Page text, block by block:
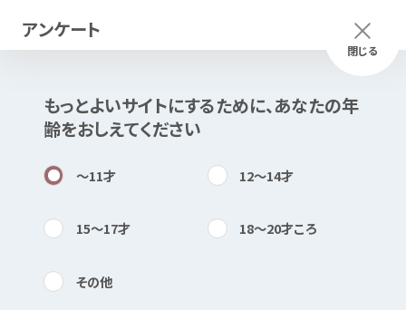
内検索
ふりがな つかいかた メニュー
閉じる
アンケート
もっとよいサイトにするために、あなたの年
齢をおしえてください
〜11才 12〜14才
15〜17才 18〜20才ころ
その他
このページは公開情報をもとに
Mexで作成